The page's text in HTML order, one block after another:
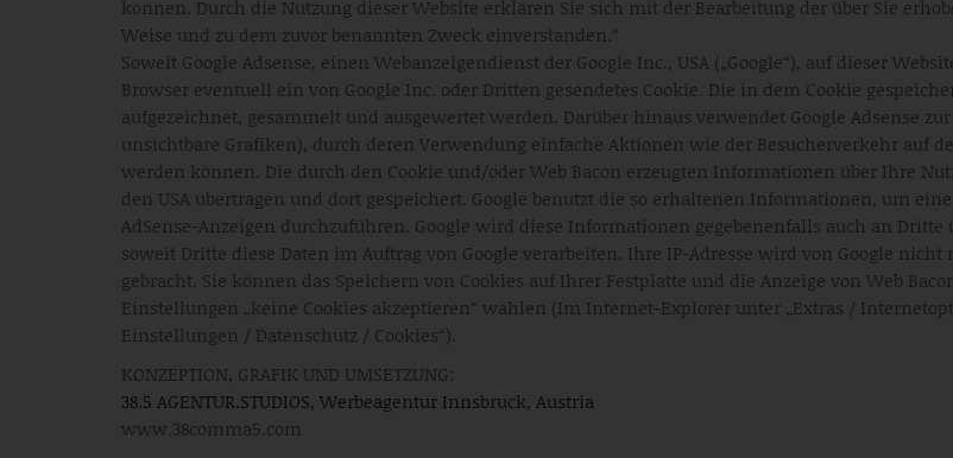
können. Durch die Nutzung dieser Website erklären Sie sich mit der Bearbeitung der über Sie
Weise und zu dem zuvor benannten Zweck einverstanden.“
Soweit Google Adsense, einen Webanzeigendienst der Google Inc., USA („Google“), auf dieser
Browser eventuell ein von Google Inc. oder Dritten gesendetes Cookie. Die in dem Cookie
aufgezeichnet, gesammelt und ausgewertet werden. Darüber hinaus verwendet Google Adsense
unsichtbare Grafiken), durch deren Verwendung einfache Aktionen wie der Besucherverkehr auf
werden können. Die durch den Cookie und/oder Web Bacon erzeugten Informationen über Ihre
den USA übertragen und dort gespeichert. Google benutzt die so erhaltenen Informationen, um
AdSense-Anzeigen durchzuführen. Google wird diese Informationen gegebenenfalls auch an
soweit Dritte diese Daten im Auftrag von Google verarbeiten. Ihre IP-Adresse wird von Google
gebracht. Sie können das Speichern von Cookies auf Ihrer Festplatte und die Anzeige von Web
Einstellungen „keine Cookies akzeptieren“ wählen (Im Internet-Explorer unter „Extras /
Einstellungen / Datenschutz / Cookies“).
KONZEPTION, GRAFIK UND UMSETZUNG:
38.5 AGENTUR.STUDIOS, Werbeagentur Innsbruck, Austria
www.38comma5.com